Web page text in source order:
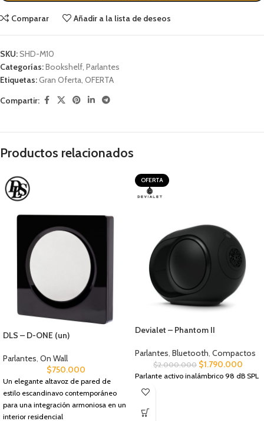
Comparar Añadir a la lista de deseos
SKU:SHD-M10
Categorías:Bookshelf, Parlantes
Etiquetas:Gran Oferta, OFERTA
Compartir:
Productos relacionados
DLS – D-ONE (un)
Parlantes, On Wall
$750.000
Un elegante altavoz de pared de
estilo escandinavo contemporáneo
para una integración armoniosa en un
interior residencial
OFERTA
Devialet – Phantom II
Parlantes, Bluetooth, Compactos
$2.000.000 $1.790.000
Parlante activo inalámbrico 98 dB SPL